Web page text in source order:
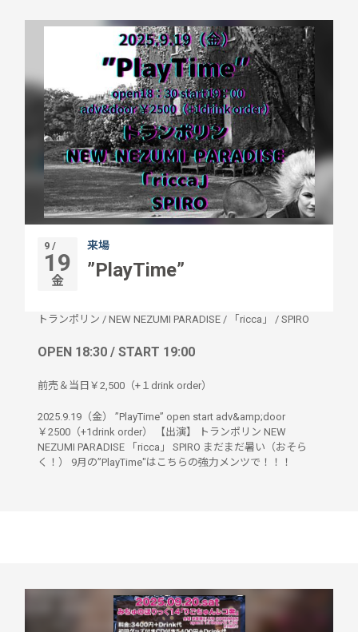
9 /
19
金
来場
”PlayTime”
トランポリン / NEW NEZUMI PARADISE / 「ricca」 / SPIRO
OPEN 18:30 / START 19:00
前売＆当日￥2,500（+１drink order）
2025.9.19（金） ”PlayTime” open start adv&amp;door
￥2500（+1drink order） 【出演】 トランポリン NEW
NEZUMI PARADISE 「ricca」 SPIRO まだまだ暑い（おそら
く！） 9月の”PlayTime"はこちらの強力メンツで！！！